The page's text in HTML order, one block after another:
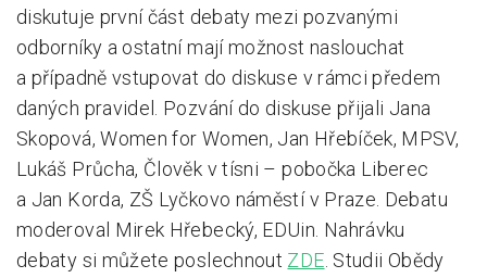
diskutuje první část debaty mezi pozvanými
odborníky a ostatní mají možnost naslouchat
a případně vstupovat do diskuse v rámci předem
daných pravidel. Pozvání do diskuse přijali Jana
Skopová, Women for Women, Jan Hřebíček, MPSV,
Lukáš Průcha, Člověk v tísni – pobočka Liberec
a Jan Korda, ZŠ Lyčkovo náměstí v Praze. Debatu
moderoval Mirek Hřebecký, EDUin. Nahrávku
debaty si můžete poslechnout ZDE. Studii Obědy